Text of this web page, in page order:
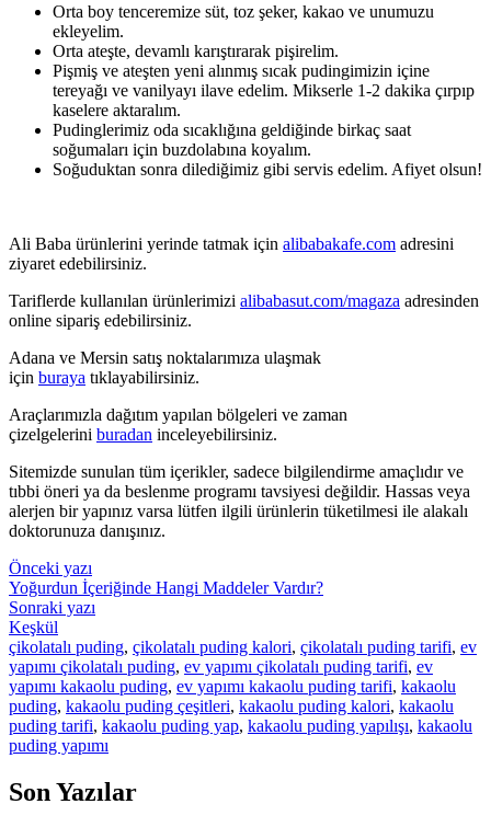
Orta boy tenceremize süt, toz şeker, kakao ve unumuzu
ekleyelim.
Orta ateşte, devamlı karıştırarak pişirelim.
Pişmiş ve ateşten yeni alınmış sıcak pudingimizin içine
tereyağı ve vanilyayı ilave edelim. Mikserle 1-2 dakika çırpıp
kaselere aktaralım.
Pudinglerimiz oda sıcaklığına geldiğinde birkaç saat
soğumaları için buzdolabına koyalım.
Soğuduktan sonra dilediğimiz gibi servis edelim. Afiyet olsun!
Ali Baba ürünlerini yerinde tatmak için alibabakafe.com adresini
ziyaret edebilirsiniz.
Tariflerde kullanılan ürünlerimizi alibabasut.com/magaza adresinden
online sipariş edebilirsiniz.
Adana ve Mersin satış noktalarımıza ulaşmak
için buraya tıklayabilirsiniz.
Araçlarımızla dağıtım yapılan bölgeleri ve zaman
çizelgelerini buradan inceleyebilirsiniz.
Sitemizde sunulan tüm içerikler, sadece bilgilendirme amaçlıdır ve
tıbbi öneri ya da beslenme programı tavsiyesi değildir. Hassas veya
alerjen bir yapınız varsa lütfen ilgili ürünlerin tüketilmesi ile alakalı
doktorunuza danışınız.
Önceki yazı
Yoğurdun İçeriğinde Hangi Maddeler Vardır?
Sonraki yazı
Keşkül
çikolatalı puding, çikolatalı puding kalori, çikolatalı puding tarifi, ev
yapımı çikolatalı puding, ev yapımı çikolatalı puding tarifi, ev
yapımı kakaolu puding, ev yapımı kakaolu puding tarifi, kakaolu
puding, kakaolu puding çeşitleri, kakaolu puding kalori, kakaolu
puding tarifi, kakaolu puding yap, kakaolu puding yapılışı, kakaolu
puding yapımı
Son Yazılar